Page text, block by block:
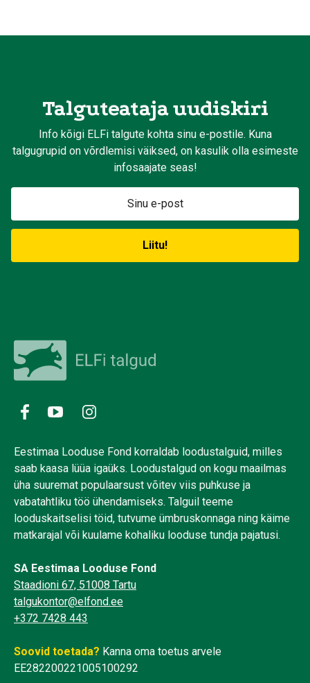
Talguteataja uudiskiri
Info kõigi ELFi talgute kohta sinu e-postile. Kuna
talgugrupid on võrdlemisi väiksed, on kasulik olla esimeste
infosaajate seas!
Eestimaa Looduse Fond korraldab loodustalguid, milles
saab kaasa lüüa igaüks. Loodustalgud on kogu maailmas
üha suuremat populaarsust võitev viis puhkuse ja
vabatahtliku töö ühendamiseks. Talguil teeme
looduskaitselisi töid, tutvume ümbruskonnaga ning käime
matkarajal või kuulame kohaliku looduse tundja pajatusi.
SA Eestimaa Looduse Fond
Staadioni 67, 51008 Tartu
talgukontor@elfond.ee
+372 7428 443
Soovid toetada? Kanna oma toetus arvele
EE282200221005100292